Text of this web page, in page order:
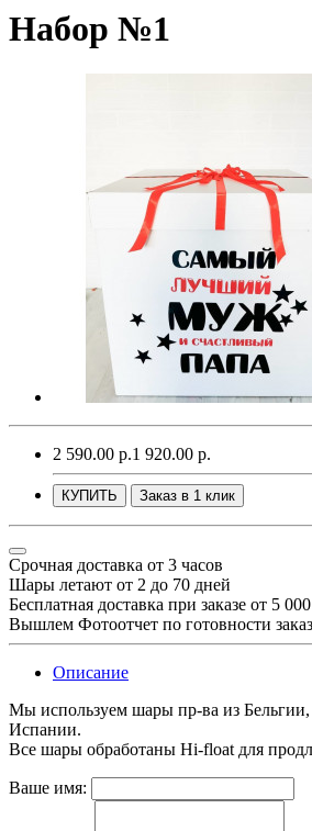
Набор №1
2 590.00 р.1 920.00 р.
КУПИТЬ Заказ в 1 клик
Срочная доставка от 3 часов
Шары летают от 2 до 70 дней
Бесплатная доставка при заказе от 5
Вышлем Фотоотчет по готовности
Описание
Мы используем шары пр-ва из
Испании.
Все шары обработаны Hi-float для
Ваше имя: